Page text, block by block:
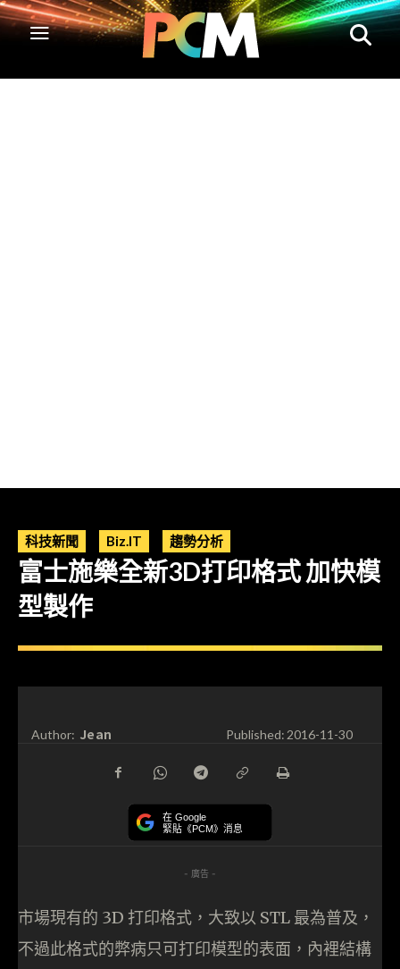
科技新聞 Biz.IT 趨勢分析
富士施樂全新3D打印格式 加快模
型製作
Author: Jean Published:2016-11-30
在 Google
緊貼《PCM》消息
- 廣告 -
市場現有的 3D 打印格式，大致以 STL 最為普及，
不過此格式的弊病只可打印模型的表面，內裡結構